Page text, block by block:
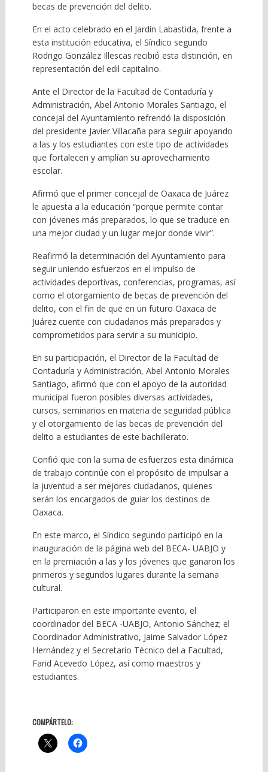
becas de prevención del delito.
En el acto celebrado en el Jardín Labastida, frente a
esta institución educativa, el Síndico segundo
Rodrigo González Illescas recibió esta distinción, en
representación del edil capitalino.
Ante el Director de la Facultad de Contaduría y
Administración, Abel Antonio Morales Santiago, el
concejal del Ayuntamiento refrendó la disposición
del presidente Javier Villacaña para seguir apoyando
a las y los estudiantes con este tipo de actividades
que fortalecen y amplían su aprovechamiento
escolar.
Afirmó que el primer concejal de Oaxaca de Juárez
le apuesta a la educación “porque permite contar
con jóvenes más preparados, lo que se traduce en
una mejor ciudad y un lugar mejor donde vivir”.
Reafirmó la determinación del Ayuntamiento para
seguir uniendo esfuerzos en el impulso de
actividades deportivas, conferencias, programas, así
como el otorgamiento de becas de prevención del
delito, con el fin de que en un futuro Oaxaca de
Juárez cuente con ciudadanos más preparados y
comprometidos para servir a su municipio.
En su participación, el Director de la Facultad de
Contaduría y Administración, Abel Antonio Morales
Santiago, afirmó que con el apoyo de la autoridad
municipal fueron posibles diversas actividades,
cursos, seminarios en materia de seguridad pública
y el otorgamiento de las becas de prevención del
delito a estudiantes de este bachillerato.
Confió que con la suma de esfuerzos esta dinámica
de trabajo continúe con el propósito de impulsar a
la juventud a ser mejores ciudadanos, quienes
serán los encargados de guiar los destinos de
Oaxaca.
En este marco, el Síndico segundo participó en la
inauguración de la página web del BECA- UABJO y
en la premiación a las y los jóvenes que ganaron los
primeros y segundos lugares durante la semana
cultural.
Participaron en este importante evento, el
coordinador del BECA -UABJO, Antonio Sánchez; el
Coordinador Administrativo, Jaime Salvador López
Hernández y el Secretario Técnico del a Facultad,
Farid Acevedo López, así como maestros y
estudiantes.
COMPÁRTELO: